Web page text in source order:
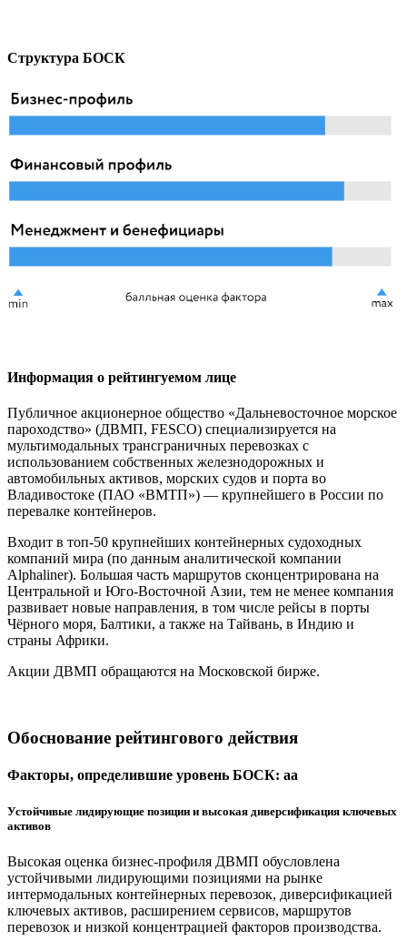
Структура БОСК
Информация о рейтингуемом лице
Публичное акционерное общество «Дальневосточное морское
пароходство» (ДВМП, FESCO) специализируется на
мультимодальных трансграничных перевозках с
использованием собственных железнодорожных и
автомобильных активов, морских судов и порта во
Владивостоке (ПАО «ВМТП») — крупнейшего в России по
перевалке контейнеров.
Входит в топ-50 крупнейших контейнерных судоходных
компаний мира (по данным аналитической компании
Alphaliner). Большая часть маршрутов сконцентрирована на
Центральной и Юго-Восточной Азии, тем не менее компания
развивает новые направления, в том числе рейсы в порты
Чёрного моря, Балтики, а также на Тайвань, в Индию и
страны Африки.
Акции ДВМП обращаются на Московской бирже.
Обоснование рейтингового действия
Факторы, определившие уровень БОСК: aa
Устойчивые лидирующие позиции и высокая диверсификация ключевых
активов
Высокая оценка бизнес-профиля ДВМП обусловлена
устойчивыми лидирующими позициями на рынке
интермодальных контейнерных перевозок, диверсификацией
ключевых активов, расширением сервисов, маршрутов
перевозок и низкой концентрацией факторов производства.